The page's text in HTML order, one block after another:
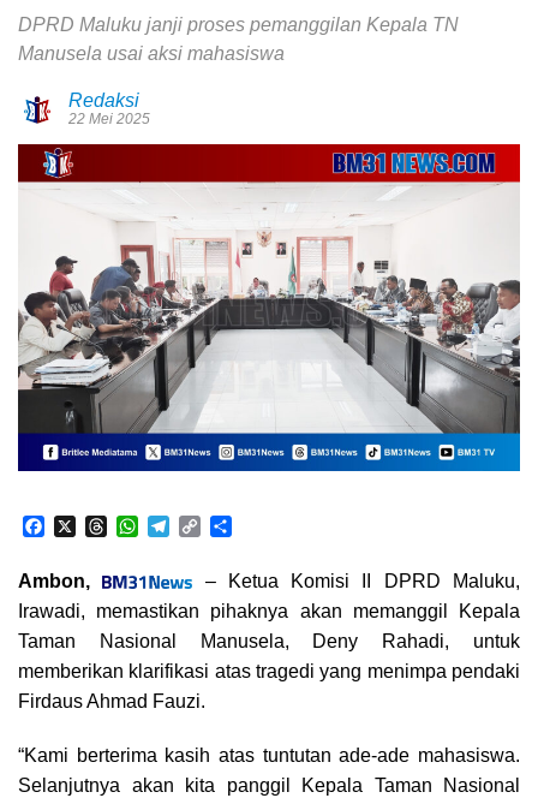
DPRD Maluku janji proses pemanggilan Kepala TN
Manusela usai aksi mahasiswa
Redaksi
22 Mei 2025
c
e
b
o
k
e
a
d
W
s
A
p
e
g
r
m
C
i
k
a
r
e
Ambon,
– Ketua Komisi II DPRD Maluku,
Irawadi, memastikan pihaknya akan memanggil Kepala
Taman Nasional Manusela, Deny Rahadi, untuk
memberikan klarifikasi atas tragedi yang menimpa pendaki
Firdaus Ahmad Fauzi.
“Kami berterima kasih atas tuntutan ade-ade mahasiswa.
Selanjutnya akan kita panggil Kepala Taman Nasional